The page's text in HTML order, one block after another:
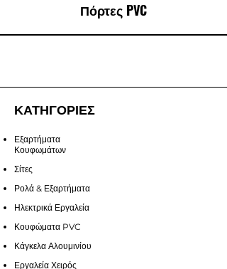
Πόρτες PVC
ΚΑΤΗΓΟΡΙΕΣ
Εξαρτήματα
Κουφωμάτων
Σίτες
Ρολά & Εξαρτήματα
Ηλεκτρικά Εργαλεία
Κουφώματα PVC
Κάγκελα Αλουμινίου
Εργαλεία Χειρός